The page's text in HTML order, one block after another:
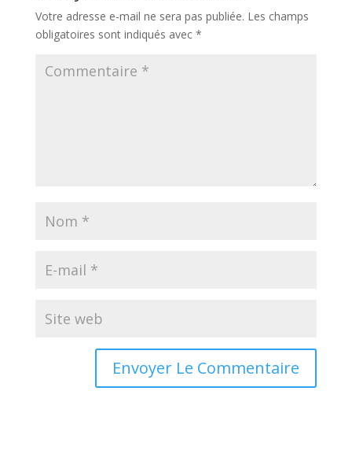
Votre adresse e-mail ne sera pas publiée. Les champs
obligatoires sont indiqués avec *